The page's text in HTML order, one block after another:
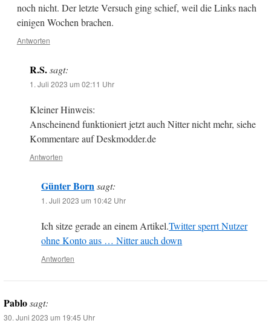
noch nicht. Der letzte Versuch ging schief, weil die Links nach
einigen Wochen brachen.
Antworten
R.S. sagt:
1. Juli 2023 um 02:11 Uhr
Kleiner Hinweis:
Anscheinend funktioniert jetzt auch Nitter nicht mehr, siehe
Kommentare auf Deskmodder.de
Antworten
Günter Bornsagt:
1. Juli 2023 um 10:42 Uhr
Ich sitze gerade an einem Artikel.Twitter sperrt Nutzer
ohne Konto aus … Nitter auch down
Antworten
Pablosagt:
30. Juni 2023 um 19:45 Uhr